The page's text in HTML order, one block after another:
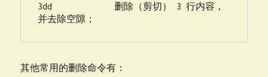
3dd             删除（剪切） 3 行内容，
并去除空隙；
其他常用的删除命令有：